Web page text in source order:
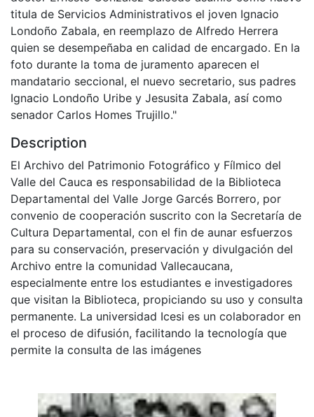
titula de Servicios Administrativos el joven Ignacio
Londoño Zabala, en reemplazo de Alfredo Herrera
quien se desempeñaba en calidad de encargado. En la
foto durante la toma de juramento aparecen el
mandatario seccional, el nuevo secretario, sus padres
Ignacio Londoño Uribe y Jesusita Zabala, así como
senador Carlos Homes Trujillo."
Description
El Archivo del Patrimonio Fotográfico y Fílmico del
Valle del Cauca es responsabilidad de la Biblioteca
Departamental del Valle Jorge Garcés Borrero, por
convenio de cooperación suscrito con la Secretaría de
Cultura Departamental, con el fin de aunar esfuerzos
para su conservación, preservación y divulgación del
Archivo entre la comunidad Vallecaucana,
especialmente entre los estudiantes e investigadores
que visitan la Biblioteca, propiciando su uso y consulta
permanente. La universidad Icesi es un colaborador en
el proceso de difusión, facilitando la tecnología que
permite la consulta de las imágenes